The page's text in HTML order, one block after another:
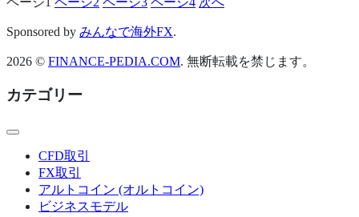
投
稿
の
ー
ジ
Sponsored by みんなで海外FX.
2026 © FINANCE-PEDIA.COM. 無断転載を禁じます。
カテゴリー
CFD取引
FX取引
アルトコイン (オルトコイン)
ビジネスモデル